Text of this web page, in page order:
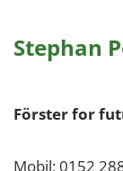
Stephan
Förster for
Mobil: 0152